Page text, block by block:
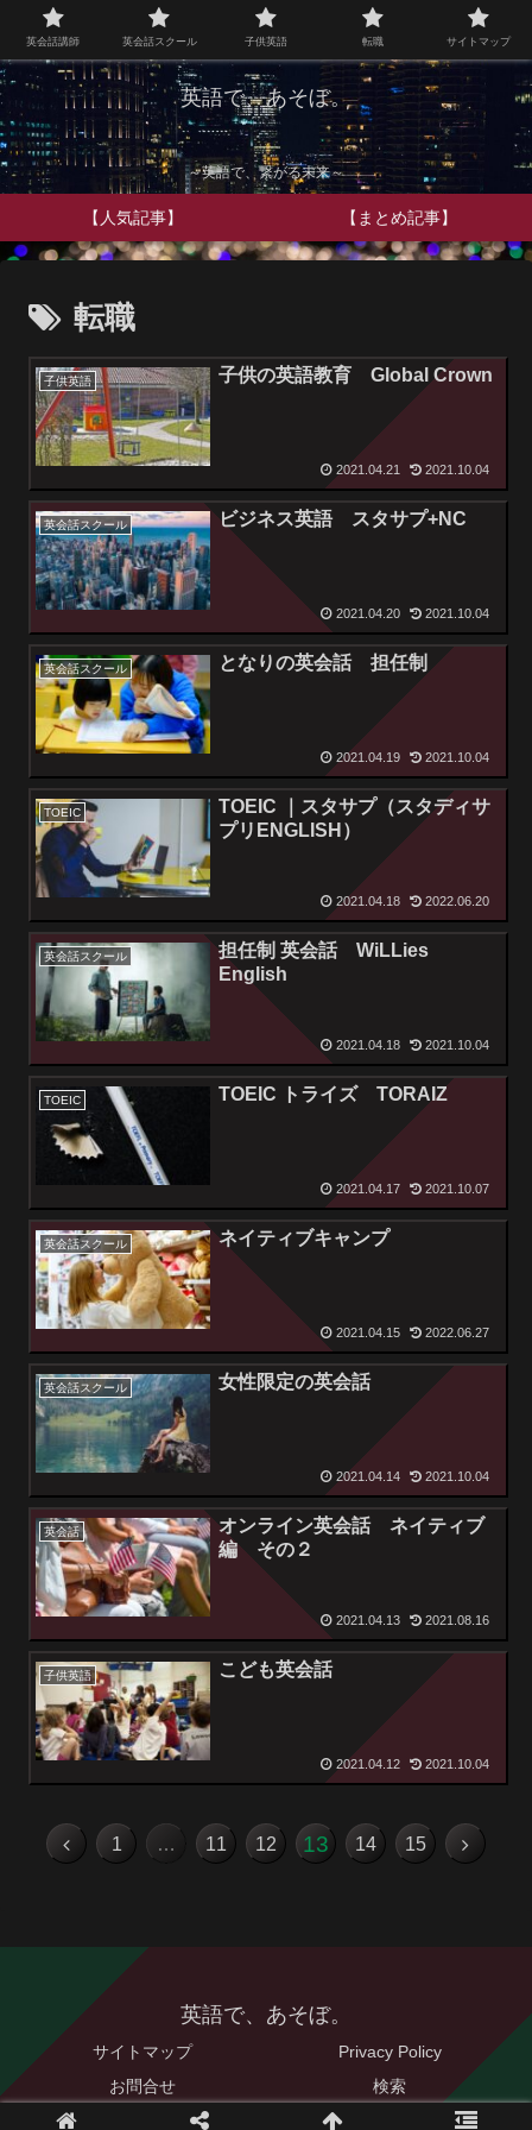
英語で、あそぼ。
～英語で、繋がる未来～
【人気記事】 【まとめ記事】
転職
子供英語 子供の英語教育 Global Crown
2021.04.21 2021.10.04
英会話スクール ビジネス英語 スタサプ+NC
2021.04.20 2021.10.04
英会話スクール となりの英会話 担任制
2021.04.19 2021.10.04
TOEIC
TOEIC ｜スタサプ（スタディサ
プリENGLISH）
2021.04.18 2022.06.20
英会話スクール
担任制 英会話 WiLLies
English
2021.04.18 2021.10.04
TOEIC TOEIC トライズ TORAIZ
2021.04.17 2021.10.07
英会話スクール ネイティブキャンプ
2021.04.15 2022.06.27
英会話スクール 女性限定の英会話
2021.04.14 2021.10.04
英会話
オンライン英会話 ネイティブ
編 その２
2021.04.13 2021.08.16
子供英語 こども英会話
2021.04.12 2021.10.04
1 … 11 12 13 14 15
英語で、あそぼ。
サイトマップ
Privacy Policy
お問合せ
検索
英会話講師 英会話スクール 子供英語 転職 サイトマップ